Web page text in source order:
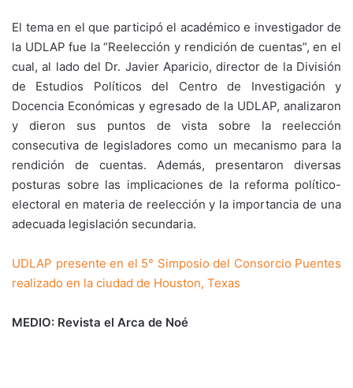
El tema en el que participó el académico e investigador de
la UDLAP fue la “Reelección y rendición de cuentas”, en el
cual, al lado del Dr. Javier Aparicio, director de la División
de Estudios Políticos del Centro de Investigación y
Docencia Económicas y egresado de la UDLAP, analizaron
y dieron sus puntos de vista sobre la reelección
consecutiva de legisladores como un mecanismo para la
rendición de cuentas. Además, presentaron diversas
posturas sobre las implicaciones de la reforma político-
electoral en materia de reelección y la importancia de una
adecuada legislación secundaria.
UDLAP presente en el 5° Simposio del Consorcio Puentes
realizado en la ciudad de Houston, Texas
MEDIO: Revista el Arca de Noé